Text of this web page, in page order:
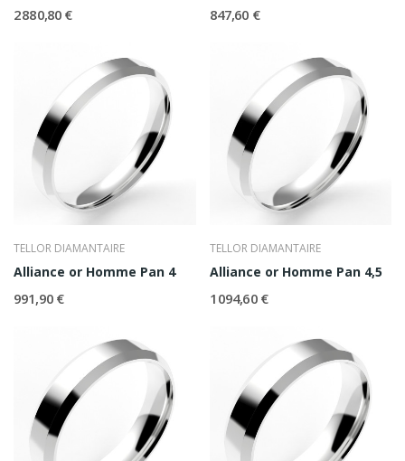
2 880,80 € 847,60 €
TELLOR DIAMANTAIRE
Alliance or Homme Pan 4
991,90 €
TELLOR DIAMANTAIRE
Alliance or Homme Pan 4,5
1 094,60 €